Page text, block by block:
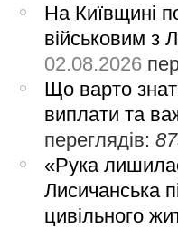
На Київщині
військовим
02.08.2026
Що варто
виплати та
переглядів:
«Рука
Лисичанська
цивільного